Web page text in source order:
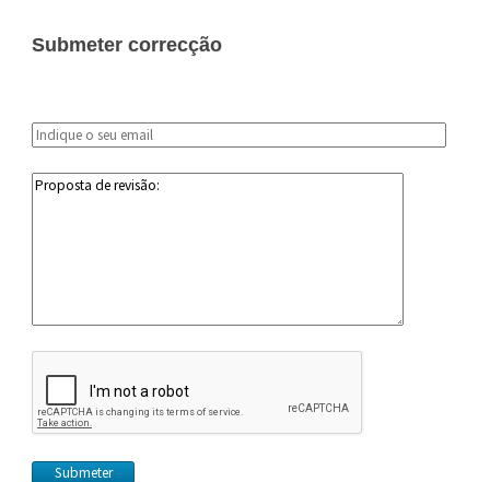
Submeter correcção